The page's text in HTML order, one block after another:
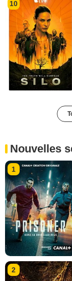
10
Nouvelles
1
2